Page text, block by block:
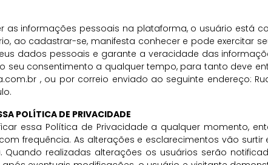
as informações pessoais na plataforma, o usuário está
ao cadastrar-se, manifesta conhecer e pode exercitar
dados pessoais e garante a veracidade das
seu consentimento a qualquer tempo, para tanto deve
, ou por correio enviado ao seguinte endereço:
POLÍTICA DE PRIVACIDADE
essa Política de Privacidade a qualquer momento,
frequência. As alterações e esclarecimentos vão
realizadas alterações os usuários serão